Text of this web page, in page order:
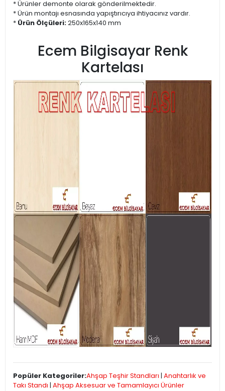
* Ürünler demonte olarak gönderilmektedir.
* Ürün montajı esnasında yapıştırıcıya ihtiyacınız vardır.
* Ürün Ölçüleri:250x165x140 mm
Ecem Bilgisayar Renk
Kartelası
Popüler Kategoriler:Ahşap Teşhir Standları | Anahtarlık ve
Takı Standı | Ahşap Aksesuar ve Tamamlayıcı Ürünler